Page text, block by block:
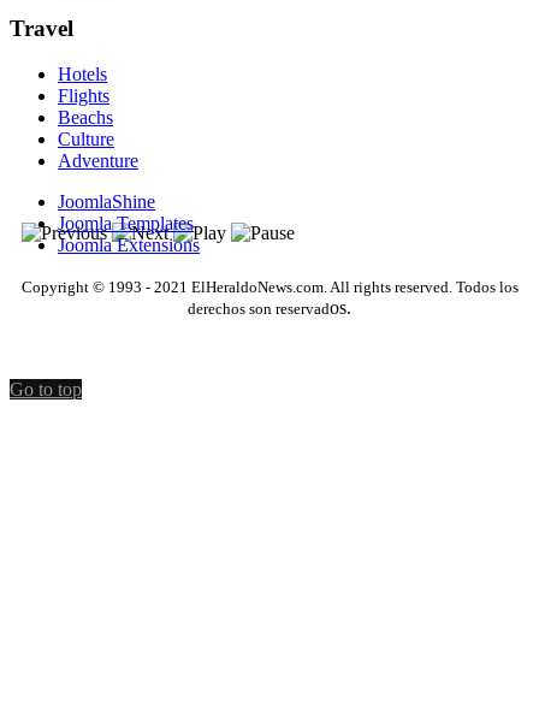
Travel
Hotels
Flights
Beachs
Culture
Adventure
JoomlaShine
Joomla Templates
Joomla Extensions
Copyright © 1993 - 2021 ElHeraldoNews.com. All rights reserved. Todos los
derechos son reservados.
Go to top